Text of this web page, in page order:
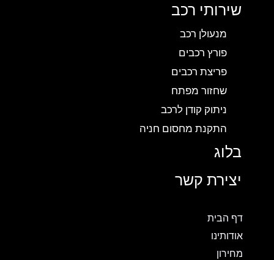
שירותי רכב
מנעולן רכב
פורץ רכבים
פריצת רכבים
שחזור מפתח
ניתוק קודן לרכב
התקנת מחסום חניה
בלוג
יצירת קשר
דף הבית
אודותינו
מחירון